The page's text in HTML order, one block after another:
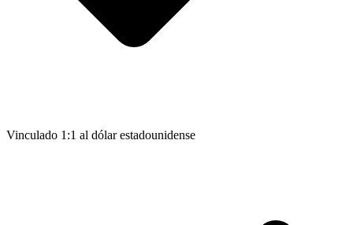
Vinculado 1:1 al dólar estadounidense